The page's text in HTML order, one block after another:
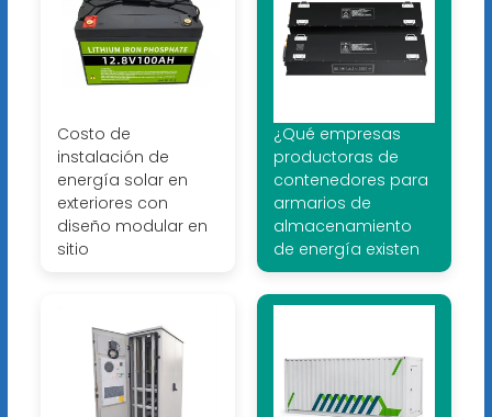
Costo de
instalación de
energía solar en
exteriores con
diseño modular en
sitio
¿Qué empresas
productoras de
contenedores para
armarios de
almacenamiento
de energía existen